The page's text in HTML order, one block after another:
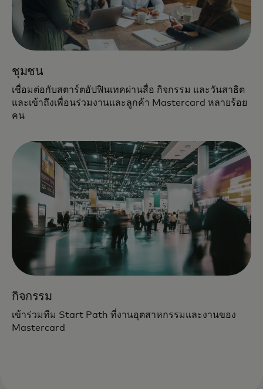
ชุมชน
เชื่อมต่อกับสตาร์ตอัปฟินเทคผ่านสื่อ กิจกรรม และวันสาธิต
และเข้าถึงเพื่อนร่วมงานและลูกค้า Mastercard หลายร้อย
คน
กิจกรรม
เข้าร่วมทีม Start Path ที่งานอุตสาหกรรมและงานของ
Mastercard